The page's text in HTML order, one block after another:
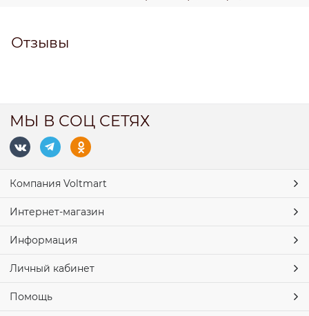
Отзывы
МЫ В СОЦ СЕТЯХ
Компания Voltmart
Интернет-магазин
Информация
Личный кабинет
Помощь